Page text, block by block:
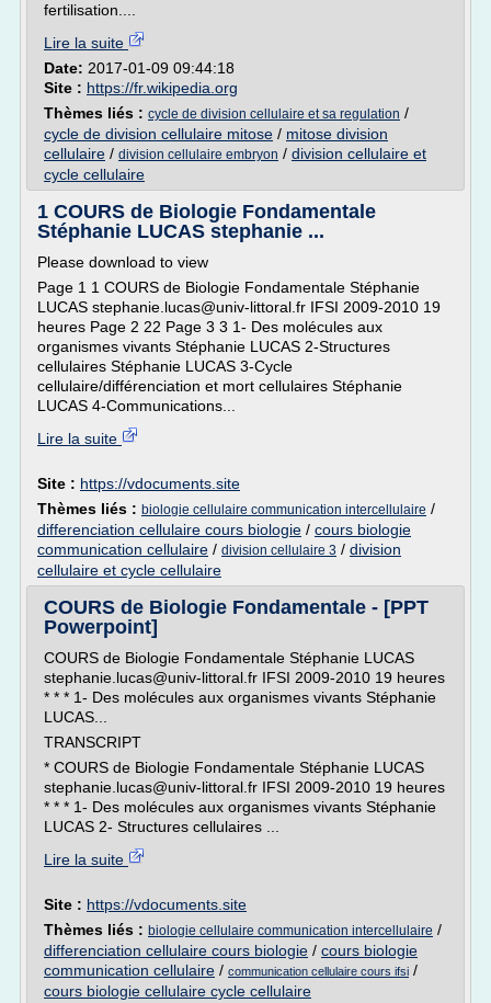
fertilisation....
Lire la suite
Date: 2017-01-09 09:44:18
Site : https://fr.wikipedia.org
Thèmes liés : cycle de division cellulaire et sa regulation /
cycle de division cellulaire mitose / mitose division
cellulaire / division cellulaire embryon / division cellulaire et
cycle cellulaire
1 COURS de Biologie Fondamentale
Stéphanie LUCAS stephanie ...
Please download to view
Page 1 1 COURS de Biologie Fondamentale Stéphanie
LUCAS stephanie.lucas@univ-littoral.fr IFSI 2009-2010 19
heures Page 2 22 Page 3 3 1- Des molécules aux
organismes vivants Stéphanie LUCAS 2-Structures
cellulaires Stéphanie LUCAS 3-Cycle
cellulaire/différenciation et mort cellulaires Stéphanie
LUCAS 4-Communications...
Lire la suite
Site : https://vdocuments.site
Thèmes liés : biologie cellulaire communication intercellulaire /
differenciation cellulaire cours biologie / cours biologie
communication cellulaire / division cellulaire 3 / division
cellulaire et cycle cellulaire
COURS de Biologie Fondamentale - [PPT
Powerpoint]
COURS de Biologie Fondamentale Stéphanie LUCAS
stephanie.lucas@univ-littoral.fr IFSI 2009-2010 19 heures
* * * 1- Des molécules aux organismes vivants Stéphanie
LUCAS...
TRANSCRIPT
* COURS de Biologie Fondamentale Stéphanie LUCAS
stephanie.lucas@univ-littoral.fr IFSI 2009-2010 19 heures
* * * 1- Des molécules aux organismes vivants Stéphanie
LUCAS 2- Structures cellulaires ...
Lire la suite
Site : https://vdocuments.site
Thèmes liés : biologie cellulaire communication intercellulaire /
differenciation cellulaire cours biologie / cours biologie
communication cellulaire / communication cellulaire cours ifsi /
cours biologie cellulaire cycle cellulaire